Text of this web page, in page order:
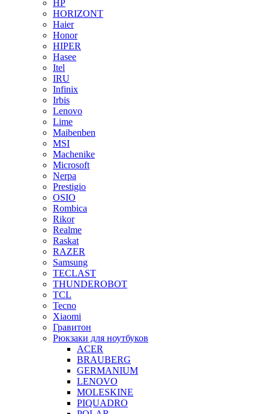
HP
HORIZONT
Haier
Honor
HIPER
Hasee
Itel
IRU
Infinix
Irbis
Lenovo
Lime
Maibenben
MSI
Machenike
Microsoft
Nerpa
Prestigio
OSIO
Rombica
Rikor
Realme
Raskat
RAZER
Samsung
TECLAST
THUNDEROBOT
TCL
Tecno
Xiaomi
Гравитон
Рюкзаки для ноутбуков
ACER
BRAUBERG
GERMANIUM
LENOVO
MOLESKINE
PIQUADRO